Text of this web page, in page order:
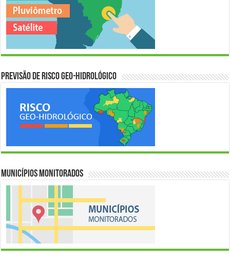
Previsão de Risco Geo-Hidrológico
Municípios Monitorados